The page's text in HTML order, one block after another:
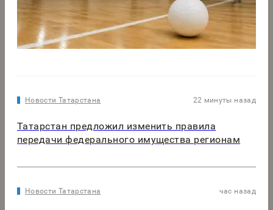
Новости Татарстана 22 минуты назад
Татарстан предложил изменить правила
передачи федерального имущества регионам
Новости Татарстана час назад